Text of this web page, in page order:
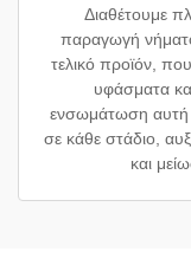
Διαθέτουμε
παραγωγή
τελικό προϊόν,
υφάσματα
ενσωμάτωση αυτή
σε κάθε στάδιο,
και